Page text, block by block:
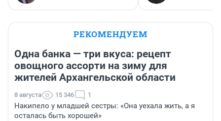
РЕКОМЕНДУЕМ
Одна банка — три вкуса: рецепт
овощного ассорти на зиму для
жителей Архангельской области
8 августа 15 346 1
Накипело у младшей сестры: «Она уехала жить, а я
осталась быть хорошей»